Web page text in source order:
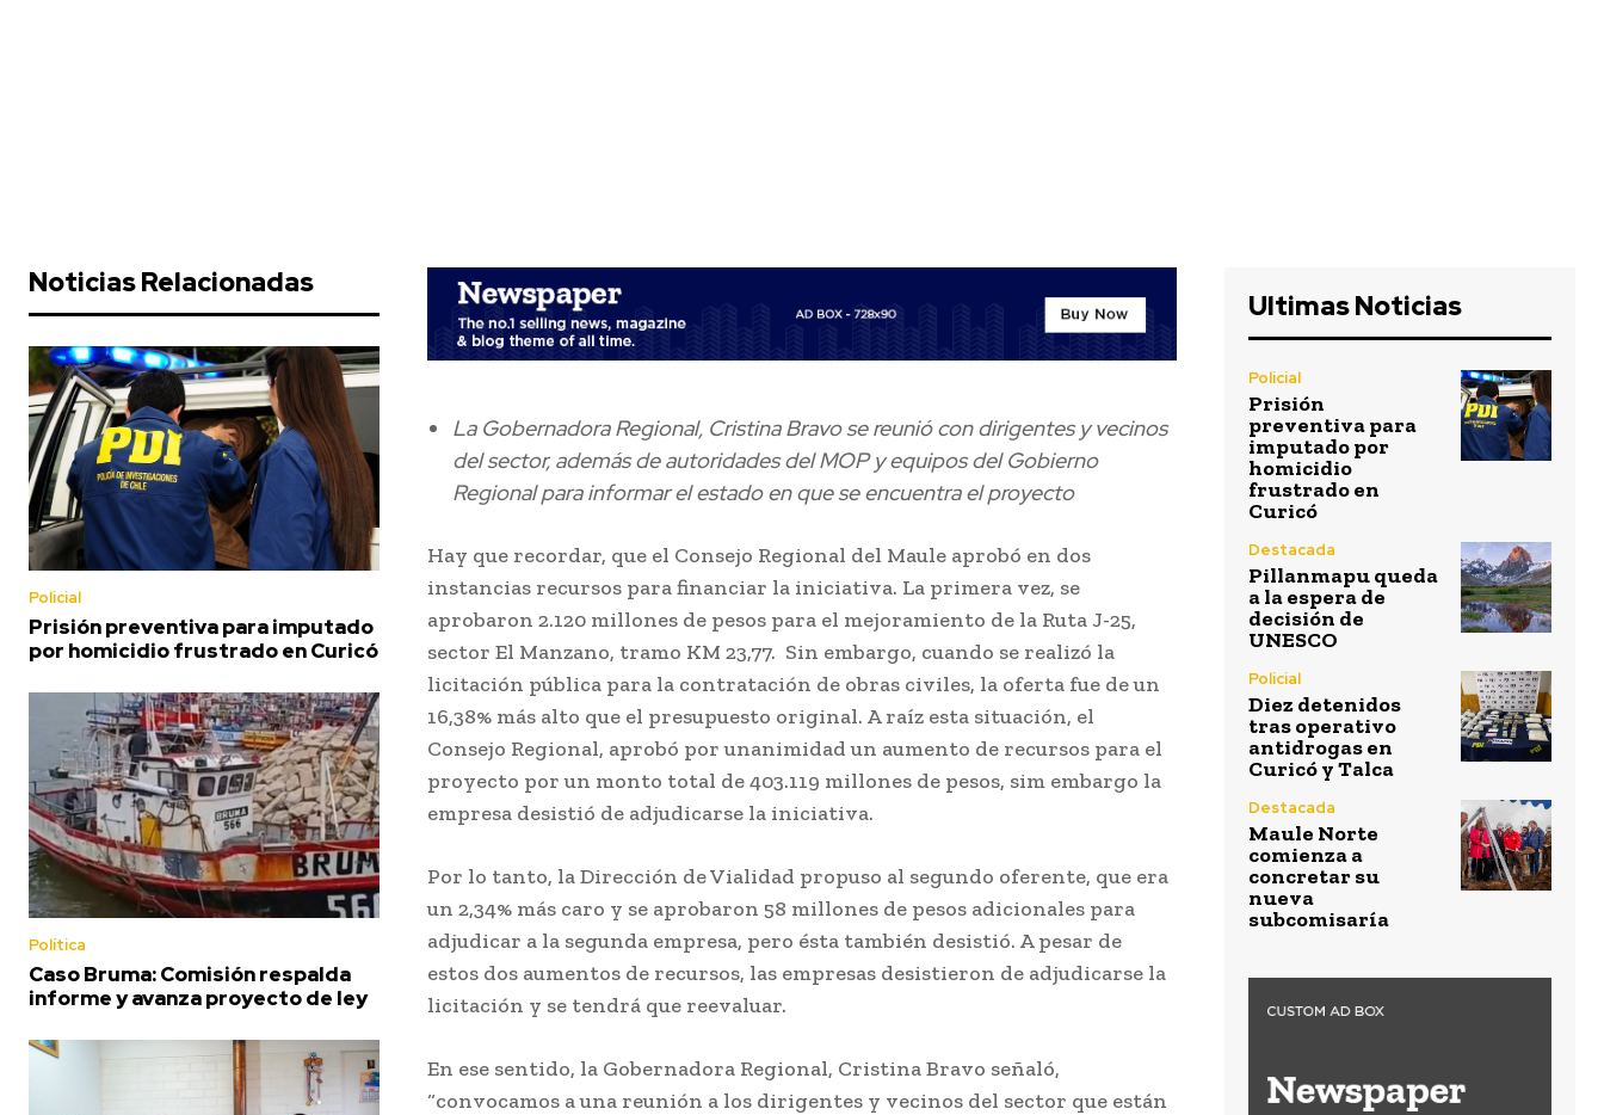
Noticias Relacionadas
Policial
Prisión preventiva para imputado
por homicidio frustrado en Curicó
Política
Caso Bruma: Comisión respalda
informe y avanza proyecto de ley
La Gobernadora Regional, Cristina Bravo se reunió con dirigentes y vecinos
del sector, además de autoridades del MOP y equipos del Gobierno
Regional para informar el estado en que se encuentra el proyecto
Hay que recordar, que el Consejo Regional del Maule aprobó en dos
instancias recursos para financiar la iniciativa. La primera vez, se
aprobaron 2.120 millones de pesos para el mejoramiento de la Ruta J-25,
sector El Manzano, tramo KM 23,77. Sin embargo, cuando se realizó la
licitación pública para la contratación de obras civiles, la oferta fue de un
16,38% más alto que el presupuesto original. A raíz esta situación, el
Consejo Regional, aprobó por unanimidad un aumento de recursos para el
proyecto por un monto total de 403.119 millones de pesos, sim embargo la
empresa desistió de adjudicarse la iniciativa.
Por lo tanto, la Dirección de Vialidad propuso al segundo oferente, que era
un 2,34% más caro y se aprobaron 58 millones de pesos adicionales para
adjudicar a la segunda empresa, pero ésta también desistió. A pesar de
estos dos aumentos de recursos, las empresas desistieron de adjudicarse la
licitación y se tendrá que reevaluar.
En ese sentido, la Gobernadora Regional, Cristina Bravo señaló,
“convocamos a una reunión a los dirigentes y vecinos del sector que están
Ultimas Noticias
Policial
Prisión
preventiva para
imputado por
homicidio
frustrado en
Curicó
Destacada
Pillanmapu queda
a la espera de
decisión de
UNESCO
Policial
Diez detenidos
tras operativo
antidrogas en
Curicó y Talca
Destacada
Maule Norte
comienza a
concretar su
nueva
subcomisaría